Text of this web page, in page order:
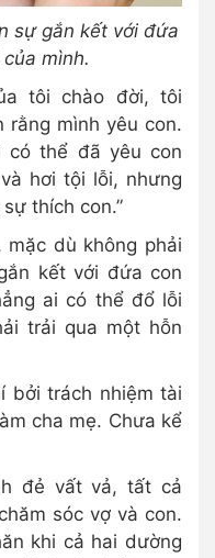
sự gắn kết với đứa
mình.
tôi chào đời, tôi
rằng mình yêu con.
có thể đã yêu con
hơi tội lỗi, nhưng
thích con.”
dù không phải
kết với đứa con
ai có thể đổ lỗi
trải qua một hỗn
bởi trách nhiệm tài
cha mẹ. Chưa kể
đẻ vất vả, tất cả
sóc vợ và con.
khi cả hai dường